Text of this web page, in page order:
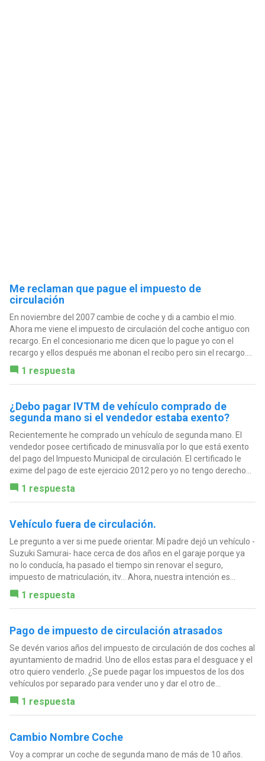
Me reclaman que pague el impuesto de
circulación
En noviembre del 2007 cambie de coche y di a cambio el mio.
Ahora me viene el impuesto de circulación del coche antiguo con
recargo. En el concesionario me dicen que lo pague yo con el
recargo y ellos después me abonan el recibo pero sin el recargo....
1 respuesta
¿Debo pagar IVTM de vehículo comprado de
segunda mano si el vendedor estaba exento?
Recientemente he comprado un vehículo de segunda mano. El
vendedor posee certificado de minusvalía por lo que está exento
del pago del Impuesto Municipal de circulación. El certificado le
exime del pago de este ejercicio 2012 pero yo no tengo derecho...
1 respuesta
Vehículo fuera de circulación.
Le pregunto a ver si me puede orientar. Mí padre dejó un vehículo -
Suzuki Samurai- hace cerca de dos años en el garaje porque ya
no lo conducía, ha pasado el tiempo sin renovar el seguro,
impuesto de matriculación, itv... Ahora, nuestra intención es...
1 respuesta
Pago de impuesto de circulación atrasados
Se devén varios años del impuesto de circulación de dos coches al
ayuntamiento de madrid. Uno de ellos estas para el desguace y el
otro quiero venderlo. ¿Se puede pagar los impuestos de los dos
vehículos por separado para vender uno y dar el otro de...
1 respuesta
Cambio Nombre Coche
Voy a comprar un coche de segunda mano de más de 10 años.